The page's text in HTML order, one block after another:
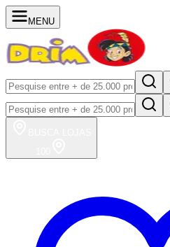
MENU